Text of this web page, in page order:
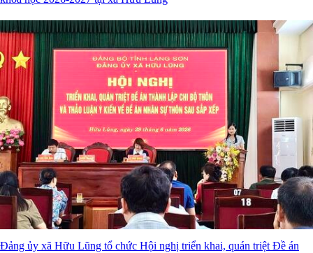
Đảng ủy xã Hữu Lũng tổ chức Hội nghị triển khai, quán triệt Đề án